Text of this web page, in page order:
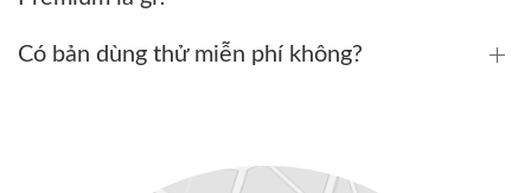
Có bản dùng thử miễn phí không?